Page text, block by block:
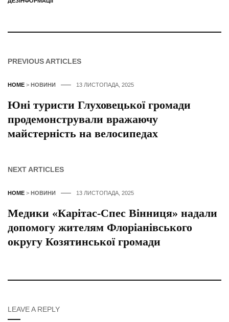
PREVIOUS ARTICLES
HOME > НОВИНИ 13 ЛИСТОПАДА, 2025
Юні туристи Глуховецької громади
продемонстрували вражаючу
майстерність на велосипедах
NEXT ARTICLES
HOME > НОВИНИ 13 ЛИСТОПАДА, 2025
Медики «Карітас-Спес Вінниця» надали
допомогу жителям Флоріанівського
округу Козятинської громади
LEAVE A REPLY